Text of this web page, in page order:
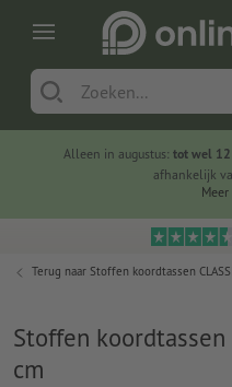
Alleen in augustus: tot wel 12
afhankelijk
Terug naar Stoffen koordtassen
Stoffen koordtassen
cm